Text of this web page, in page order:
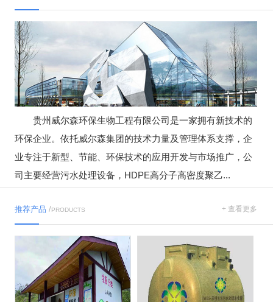
贵州威尔森环保生物工程有限公司是一家拥有新技术的
环保企业。依托威尔森集团的技术力量及管理体系支撑，企
业专注于新型、节能、环保技术的应用开发与市场推广，公
司主要经营污水处理设备，HDPE高分子高密度聚乙...
推荐产品 /PRODUCTS + 查看更多